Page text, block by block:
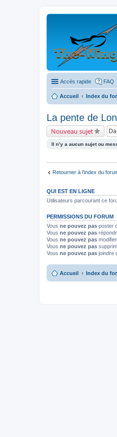
Accès rapide FAQ
Accueil Index du
La pente de
Nouveau sujet
Il n’y a aucun sujet ou
Retourner à l’index du
QUI EST EN LIGNE
Utilisateurs parcourant ce
PERMISSIONS DU FORUM
Vous ne pouvez pas poster
Vous ne pouvez pas
Vous ne pouvez pas
Vous ne pouvez pas
Vous ne pouvez pas joindre
Accueil Index du